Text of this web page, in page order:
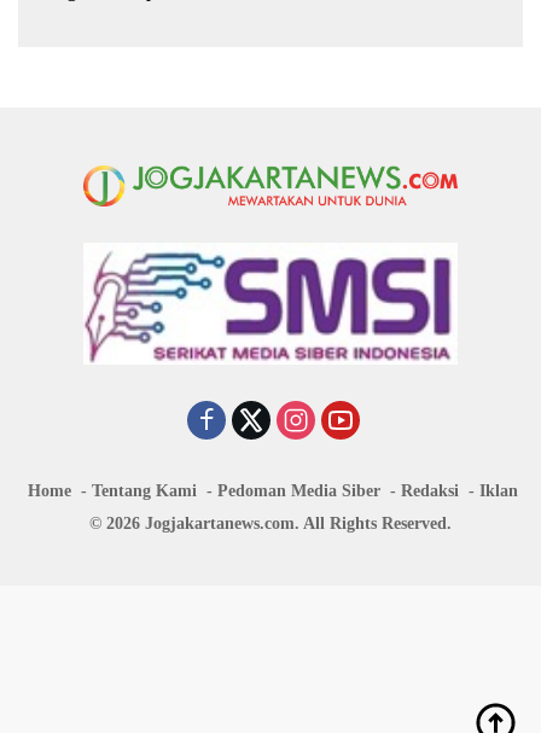
Home Tentang Kami Pedoman Media Siber Redaksi
Iklan
© 2026 Jogjakartanews.com. All Rights Reserved.